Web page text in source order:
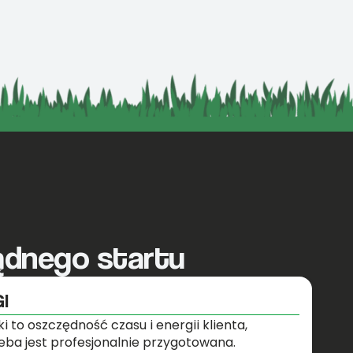
startu
to oszczędność czasu i energii klienta,
jest profesjonalnie przygotowana.